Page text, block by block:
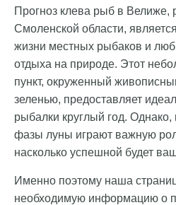
Прогноз клева рыб в Велиже,
Смоленской области,
жизни местных рыбаков и
отдыха на природе. Этот
пункт, окруженный
зеленью, предоставляет
рыбалки круглый год. Однако,
фазы луны играют важную
насколько успешной будет
Именно поэтому наша
необходимую информацию о